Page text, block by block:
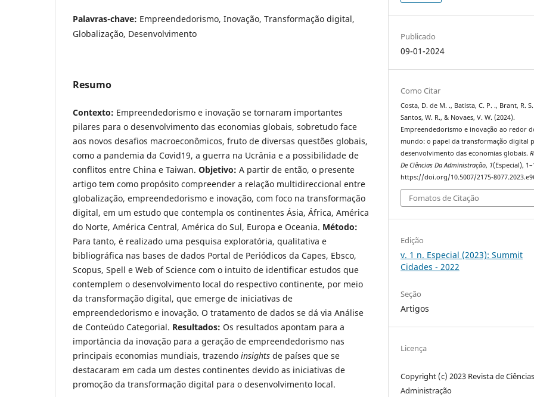
Palavras-chave: Empreendedorismo, Inovação, Transformação digital,
Globalização, Desenvolvimento
Resumo
Contexto: Empreendedorismo e inovação se tornaram importantes
pilares para o desenvolvimento das economias globais, sobretudo face
aos novos desafios macroeconômicos, fruto de diversas questões globais,
como a pandemia da Covid19, a guerra na Ucrânia e a possibilidade de
conflitos entre China e Taiwan. Objetivo: A partir de então, o presente
artigo tem como propósito compreender a relação multidireccional entre
globalização, empreendedorismo e inovação, com foco na transformação
digital, em um estudo que contempla os continentes Ásia, África, América
do Norte, América Central, América do Sul, Europa e Oceania. Método:
Para tanto, é realizado uma pesquisa exploratória, qualitativa e
bibliográfica nas bases de dados Portal de Periódicos da Capes, Ebsco,
Scopus, Spell e Web of Science com o intuito de identificar estudos que
contemplem o desenvolvimento local do respectivo continente, por meio
da transformação digital, que emerge de iniciativas de
empreendedorismo e inovação. O tratamento de dados se dá via Análise
de Conteúdo Categorial. Resultados: Os resultados apontam para a
importância da inovação para a geração de empreendedorismo nas
principais economias mundiais, trazendo insights de países que se
destacaram em cada um destes continentes devido as iniciativas de
promoção da transformação digital para o desenvolvimento local.
Publicado
09-01-2024
Como Citar
Costa, D. de M. ., Batista, C. P. ., Brant, R. S.
Santos, W. R., & Novaes, V. W. (2024).
Empreendedorismo e inovação ao redor
mundo: o papel da transformação digital
desenvolvimento das economias globais.
De Ciências Da Administração, 1(Especial),
https://doi.org/10.5007/2175-
Fomatos de Citação
Edição
v. 1 n. Especial (2023): Summit
Cidades - 2022
Seção
Artigos
Licença
Copyright (c) 2023 Revista de
Administração